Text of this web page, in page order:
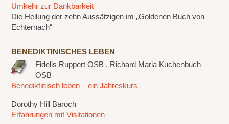
Umkehr zur Dankbarkeit
Die Heilung der zehn Aussätzigen im „Goldenen Buch von
Echternach“
BENEDIKTINISCHES LEBEN
Fidelis Ruppert OSB , Richard Maria Kuchenbuch
OSB
Benediktinisch leben – ein Jahreskurs
Dorothy Hill Baroch
Erfahrungen mit Visitationen